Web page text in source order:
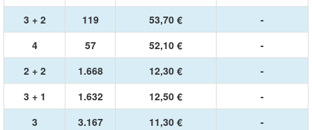
3 + 2
119 53,70 €
-
4
57 52,10 €
-
2 + 2
1.668 12,30 €
-
3 + 1
1.632 12,50 €
-
3
3.167 11,30 €
-